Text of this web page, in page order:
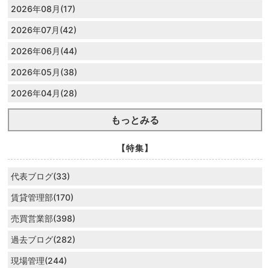
2026年08月(17)
2026年07月(42)
2026年06月(44)
2026年05月(38)
2026年04月(28)
もっとみる
【特集】
代表ブログ(33)
賃貸管理部(170)
売買営業部(398)
過去ブログ(282)
現場管理(244)